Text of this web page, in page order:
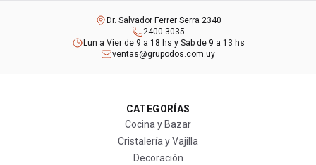
Dr. Salvador Ferrer Serra 2340
2400 3035
Lun a Vier de 9 a 18 hs y Sab de 9 a 13 hs
ventas@grupodos.com.uy
CATEGORÍAS
Cocina y Bazar
Cristalería y Vajilla
Decoración